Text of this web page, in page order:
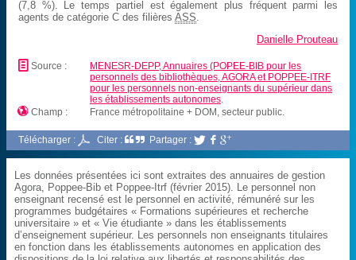
(7,8 %). Le temps partiel est également plus fréquent parmi les
agents de catégorie C des filièresASS.
Danielle Prouteau
📄 Source :
MENESR-DEPP, Annuaires (POPEE-BIB pour les
personnels des bibliothèques, AGORA et POPPEE-ITRF
pour les personnels non-enseignants du supérieur dans
les établissements autonomes.
 Champ : France métropolitaine + DOM, secteur public.
Télécharger : Citer : Partager :  
Les données présentées ici sont extraites des annuaires de gestion
Agora, Poppee-Bib et Poppee-Itrf (février 2015). Le personnel non
enseignant recensé est le personnel en activité, rémunéré sur les
programmes budgétaires « Formations supérieures et recherche
universitaire » et « Vie étudiante » dans les établissements
d’enseignement supérieur. Les personnels non enseignants titulaires
en fonction dans les établissements autonomes en application des